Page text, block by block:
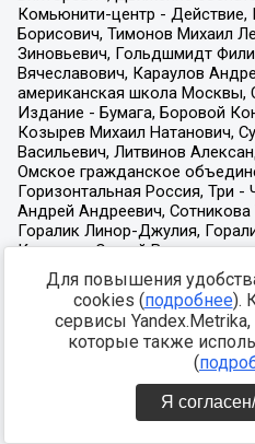
Для повышения
cookies (подробнее).
сервисы
которые также
(
Я